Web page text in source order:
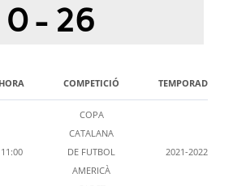
0- 26
HORA COMPETICIÓ TEMPORADA
11:00
COPA
CATALANA
DE FUTBOL
AMERICÀ
2021-2022